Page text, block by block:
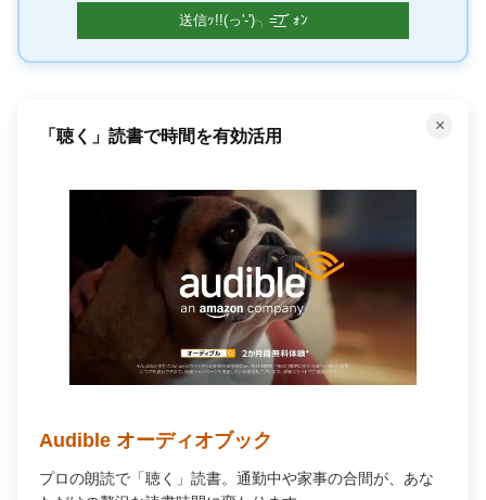
×
「聴く」読書で時間を有効活用
Audible オーディオブック
プロの朗読で「聴く」読書。通勤中や家事の合間が、あな